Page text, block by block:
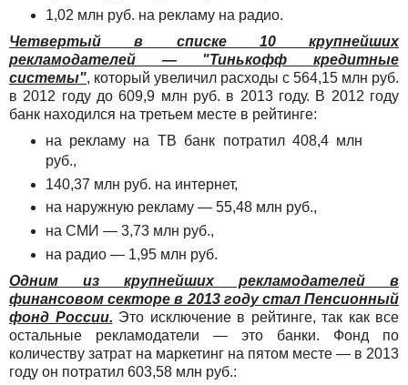
1,02 млн руб. на рекламу на радио.
Четвертый в списке 10 крупнейших
рекламодателей — "Тинькофф кредитные
системы", который увеличил расходы с 564,15 млн руб.
в 2012 году до 609,9 млн руб. в 2013 году. В 2012 году
банк находился на третьем месте в рейтинге:
на рекламу на ТВ банк потратил 408,4 млн
руб.,
140,37 млн руб. на интернет,
на наружную рекламу — 55,48 млн руб.,
на СМИ — 3,73 млн руб.,
на радио — 1,95 млн руб.
Одним из крупнейших рекламодателей в
финансовом секторе в 2013 году стал Пенсионный
фонд России. Это исключение в рейтинге, так как все
остальные рекламодатели — это банки. Фонд по
количеству затрат на маркетинг на пятом месте — в 2013
году он потратил 603,58 млн руб.: